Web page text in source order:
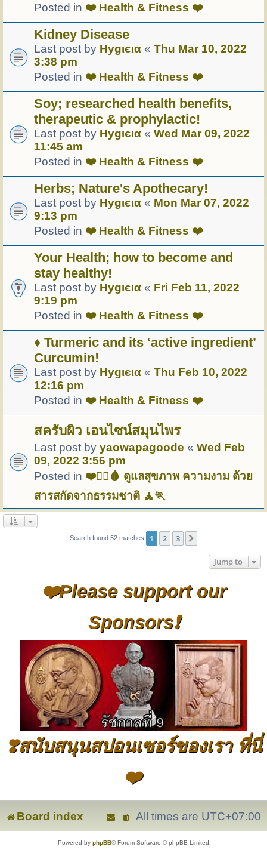
Posted in ❤️ Health & Fitness ❤️
Kidney Disease
Last post by Hуgιєια « Thu Mar 10, 2022
3:38 pm
Posted in ❤️ Health & Fitness ❤️
Soy; researched health benefits,
therapeutic & prophylactic!
Last post by Hуgιєια « Wed Mar 09, 2022
11:45 am
Posted in ❤️ Health & Fitness ❤️
Herbs; Nature's Apothecary!
Last post by Hуgιєια « Mon Mar 07, 2022
9:13 pm
Posted in ❤️ Health & Fitness ❤️
Your Health; how to become and
stay healthy!
Last post by Hуgιєια « Fri Feb 11, 2022
9:19 pm
Posted in ❤️ Health & Fitness ❤️
♦ Turmeric and its ‘active ingredient’
Curcumin!
Last post by Hуgιєια « Thu Feb 10, 2022
12:16 pm
Posted in ❤️ Health & Fitness ❤️
สครับผิว เอนไซน์สมุนไพร
Last post by yaowapagoode « Wed Feb
09, 2022 3:56 pm
Posted in ❤️🏋️‍♀️🩸 ดูแลสุขภาพ ความงาม ด้วย
สารสกัดจากธรรมชาติ 🧘🏃
Search found 52 matches 1 2 3
Jump to
❤️Please support our
Sponsors❗
❣️สนับสนุนสปอนเซอร์ของเรา ที่นี่
❤️
Board index All times are UTC+07:00
Powered by phpBB® Forum Software © phpBB Limited